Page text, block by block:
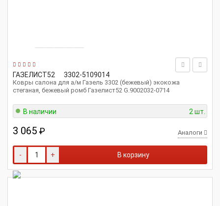
ГАЗЕЛИСТ52 3302-5109014
Ковры салона для а/м Газель 3302 (бежевый) экокожа
стеганая, бежевый ромб Газелист52 G.9002032-0714
В наличии 2 шт.
3 065 ₽ Аналоги
- + В корзину